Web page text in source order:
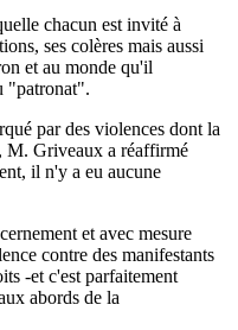
chacun est invité à
ses colères mais aussi
et au monde qu'il
"patronat".
par des violences dont la
M. Griveaux a réaffirmé
il n'y a eu aucune
et avec mesure
contre des manifestants
-et c'est parfaitement
abords de la